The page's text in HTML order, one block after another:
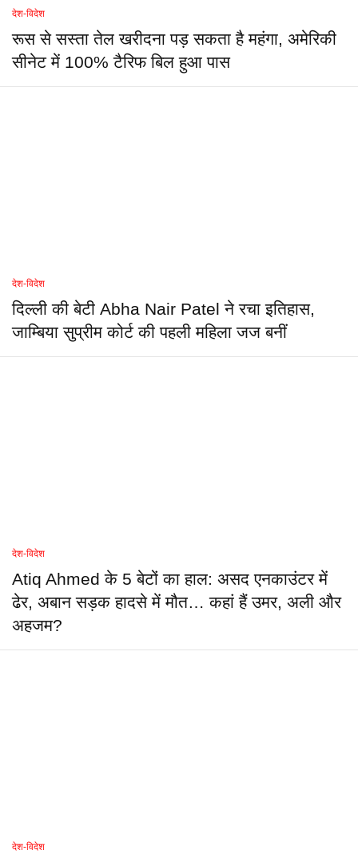
देश-विदेश
रूस से सस्ता तेल खरीदना पड़ सकता है महंगा, अमेरिकी
सीनेट में 100% टैरिफ बिल हुआ पास
देश-विदेश
दिल्ली की बेटी Abha Nair Patel ने रचा इतिहास,
जाम्बिया सुप्रीम कोर्ट की पहली महिला जज बनीं
देश-विदेश
Atiq Ahmed के 5 बेटों का हाल: असद एनकाउंटर में
ढेर, अबान सड़क हादसे में मौत… कहां हैं उमर, अली और
अहजम?
देश-विदेश